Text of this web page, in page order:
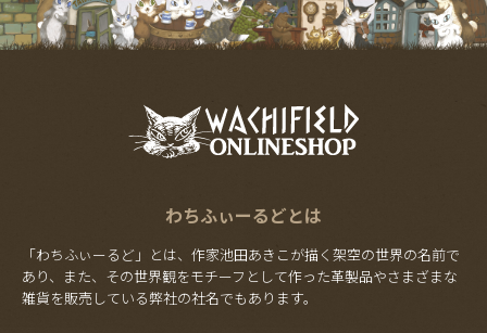
わちふぃーるどとは
「わちふぃーるど」とは、作家池田あきこが描く架空の世界の名前で
あり、また、その世界観をモチーフとして作った革製品やさまざまな
雑貨を販売している弊社の社名でもあります。